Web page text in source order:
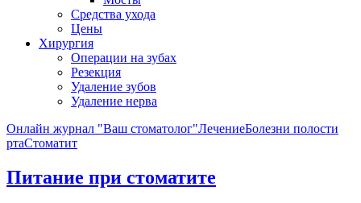
Средства ухода
Цены
Хирургия
Операции на зубах
Резекция
Удаление зубов
Удаление нерва
Онлайн журнал "Ваш стоматолог"ЛечениеБолезни полости
ртаСтоматит
Питание при стоматите